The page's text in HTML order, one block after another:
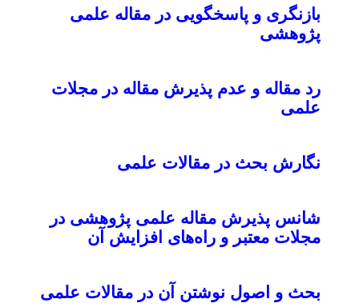
بازنگری و پاسخگویی در مقاله علمی
پژوهشی
رد مقاله و عدم پذیرش مقاله در مجلات
علمی
نگارش بحث در مقالات علمی
شانس پذیرش مقاله علمی پژوهشی در
مجلات معتبر و راه‌های افزایش آن
بحث و اصول نوشتن آن در مقالات علمی